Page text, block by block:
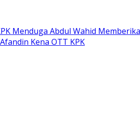
Menduga Abdul Wahid
Kena OTT KPK